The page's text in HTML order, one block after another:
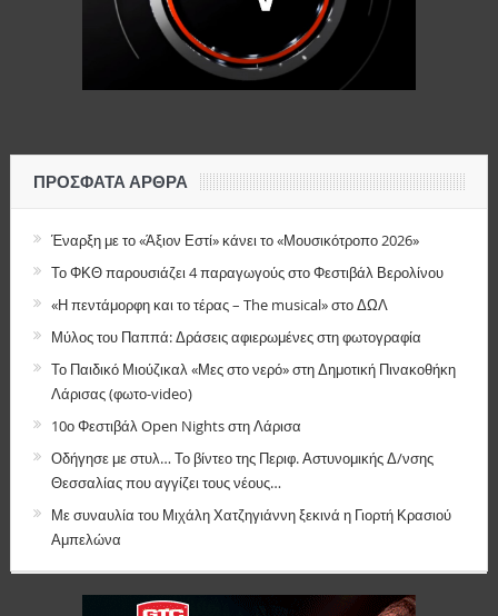
ΠΡΌΣΦΑΤΑ ΆΡΘΡΑ
Έναρξη με το «Άξιον Εστί» κάνει το «Μουσικότροπο 2026»
Το ΦΚΘ παρουσιάζει 4 παραγωγούς στο Φεστιβάλ Βερολίνου
«Η πεντάμορφη και το τέρας – The musical» στο ΔΩΛ
Μύλος του Παππά: Δράσεις αφιερωμένες στη φωτογραφία
Το Παιδικό Μιούζικαλ «Μες στο νερό» στη Δημοτική Πινακοθήκη
Λάρισας (φωτο-video)
10ο Φεστιβάλ Open Nights στη Λάρισα
Οδήγησε με στυλ… Το βίντεο της Περιφ. Αστυνομικής Δ/νσης
Θεσσαλίας που αγγίζει τους νέους…
Με συναυλία του Μιχάλη Χατζηγιάννη ξεκινά η Γιορτή Κρασιού
Αμπελώνα